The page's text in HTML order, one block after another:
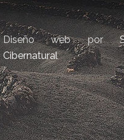
Diseño web por
Cibernatural